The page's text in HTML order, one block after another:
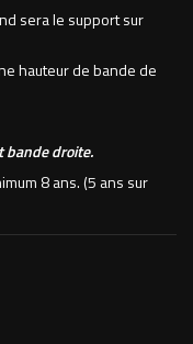
sera le support sur
hauteur de bande de
bande droite.
8 ans. (5 ans sur